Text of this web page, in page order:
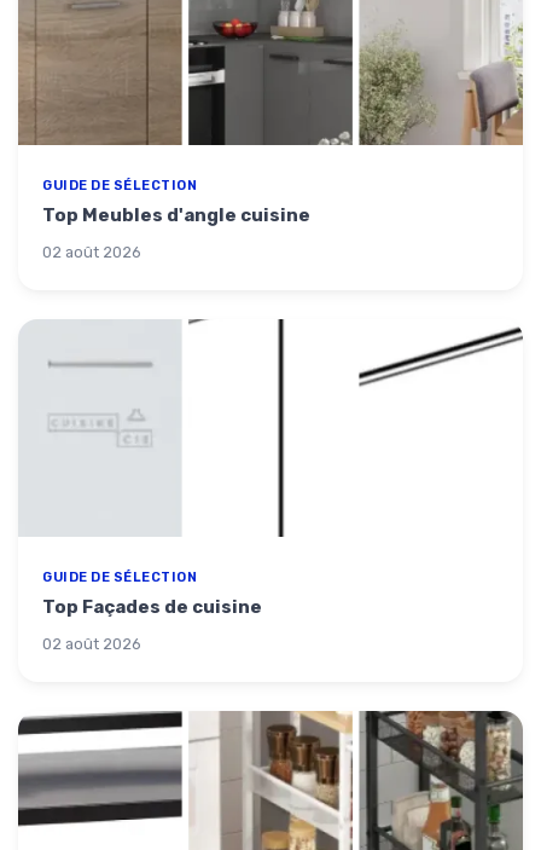
GUIDE DE SÉLECTION
Top Meubles d'angle cuisine
02 août 2026
GUIDE DE SÉLECTION
Top Façades de cuisine
02 août 2026